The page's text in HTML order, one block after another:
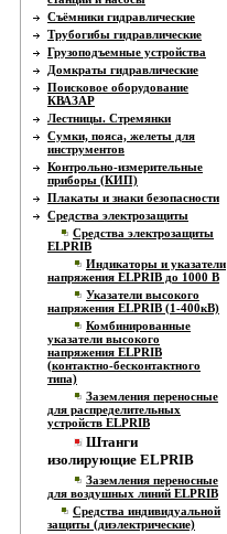
Съёмники гидравлические
Трубогибы гидравлические
Грузоподъемные устройства
Домкраты гидравлические
Поисковое оборудование
КВАЗАР
Лестницы. Стремянки
Сумки, пояса, желеты для
инструментов
Контрольно-измерительные
приборы (КИП)
Плакаты и знаки безопасности
Средства электрозащиты
Средства электрозащиты
ELPRIB
Индикаторы и указатели
напряжения ELPRIB до 1000 В
Указатели высокого
напряжения ELPRIB (1-400кВ)
Комбинированные
указатели высокого
напряжения ELPRIB
(контактно-бесконтактного
типа)
Заземления переносные
для распределительных
устройств ELPRIB
Штанги
изолирующие ELPRIB
Заземления переносные
для воздушных линий ELPRIB
Средства индивидуальной
защиты (диэлектрические)